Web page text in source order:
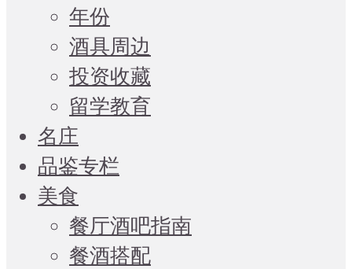
年份
酒具周边
投资收藏
留学教育
名庄
品鉴专栏
美食
餐厅酒吧指南
餐酒搭配